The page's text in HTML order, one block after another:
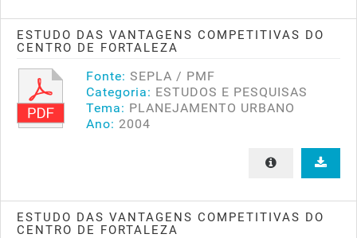
ESTUDO DAS VANTAGENS COMPETITIVAS DO
CENTRO DE FORTALEZA
Fonte: SEPLA / PMF
Categoria: ESTUDOS E PESQUISAS
Tema: PLANEJAMENTO URBANO
Ano: 2004
ESTUDO DAS VANTAGENS COMPETITIVAS DO
CENTRO DE FORTALEZA